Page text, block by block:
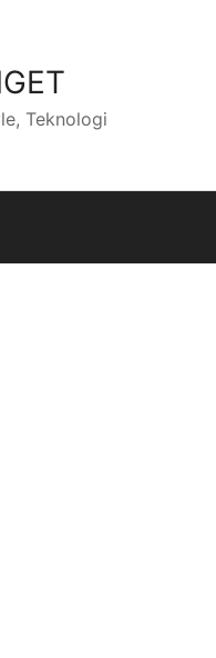
Teknologi